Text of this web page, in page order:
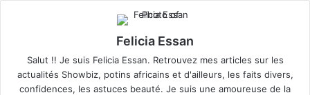
Felicia Essan
Salut !! Je suis Felicia Essan. Retrouvez mes articles sur les
actualités Showbiz, potins africains et d'ailleurs, les faits divers,
confidences, les astuces beauté. Je suis une amoureuse de la